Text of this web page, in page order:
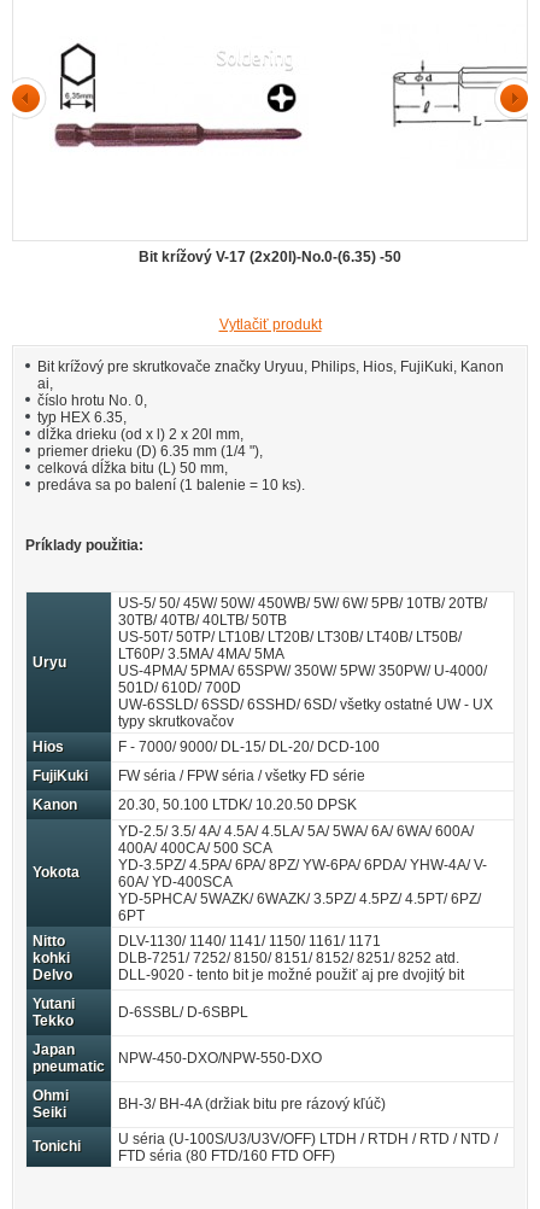
Bit krížový V-17 (2x20l)-No.0-(6.35) -50
Vytlačiť produkt
Bit krížový pre skrutkovače značky Uryuu, Philips, Hios, FujiKuki, Kanon
ai,
číslo hrotu No. 0,
typ HEX 6.35,
dĺžka drieku (od x l) 2 x 20l mm,
priemer drieku (D) 6.35 mm (1/4 "),
celková dĺžka bitu (L) 50 mm,
predáva sa po balení (1 balenie = 10 ks).
Príklady použitia:
Uryu
US-5/ 50/ 45W/ 50W/ 450WB/ 5W/ 6W/ 5PB/ 10TB/ 20TB/
30TB/ 40TB/ 40LTB/ 50TB
US-50T/ 50TP/ LT10B/ LT20B/ LT30B/ LT40B/ LT50B/
LT60P/ 3.5MA/ 4MA/ 5MA
US-4PMA/ 5PMA/ 65SPW/ 350W/ 5PW/ 350PW/ U-4000/
501D/ 610D/ 700D
UW-6SSLD/ 6SSD/ 6SSHD/ 6SD/ všetky ostatné UW - UX
typy skrutkovačov
Hios
F - 7000/ 9000/ DL-15/ DL-20/ DCD-100
FujiKuki
FW séria / FPW séria / všetky FD série
Kanon
20.30, 50.100 LTDK/ 10.20.50 DPSK
Yokota
YD-2.5/ 3.5/ 4A/ 4.5A/ 4.5LA/ 5A/ 5WA/ 6A/ 6WA/ 600A/
400A/ 400CA/ 500 SCA
YD-3.5PZ/ 4.5PA/ 6PA/ 8PZ/ YW-6PA/ 6PDA/ YHW-4A/ V-
60A/ YD-400SCA
YD-5PHCA/ 5WAZK/ 6WAZK/ 3.5PZ/ 4.5PZ/ 4.5PT/ 6PZ/
6PT
Nitto
kohki
Delvo
DLV-1130/ 1140/ 1141/ 1150/ 1161/ 1171
DLB-7251/ 7252/ 8150/ 8151/ 8152/ 8251/ 8252 atd.
DLL-9020 - tento bit je možné použiť aj pre dvojitý bit
Yutani
Tekko
D-6SSBL/ D-6SBPL
Japan
pneumatic
NPW-450-DXO/NPW-550-DXO
Ohmi
Seiki
BH-3/ BH-4A (držiak bitu pre rázový kľúč)
Tonichi
U séria (U-100S/U3/U3V/OFF) LTDH / RTDH / RTD / NTD /
FTD séria (80 FTD/160 FTD OFF)